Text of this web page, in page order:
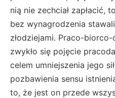
nią nie zechciał zapłacić,
bez wynagrodzenia
złodziejami. Praco-
zwykło się pojęcie
celem umniejszenia jego
pozbawienia sensu
to, że jest on przede